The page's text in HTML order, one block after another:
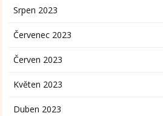
Srpen 2023
Červenec 2023
Červen 2023
Květen 2023
Duben 2023